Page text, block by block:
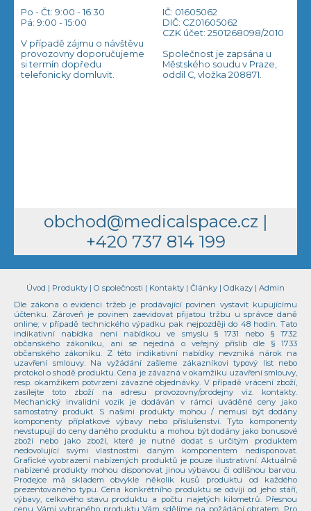
Po - Čt: 9:00 - 16:30
Pá: 9:00 - 15:00
V případě zájmu o návštěvu
provozovny doporučujeme
si termín dopředu
telefonicky domluvit.
IČ: 01605062
DIČ: CZ01605062
CZK účet: 2501268098/2010
Společnost je zapsána u
Městského soudu v Praze,
oddíl C, vložka 208871.
obchod@medicalspace.cz |
+420 737 814 199
Úvod | Produkty | O společnosti | Kontakty | Články | Odkazy | Admin
Dle zákona o evidenci tržeb je prodávající povinen vystavit kupujícímu
účtenku. Zároveň je povinen zaevidovat přijatou tržbu u správce daně
online; v případě technického výpadku pak nejpozději do 48 hodin. Tato
indikativní nabídka není nabídkou ve smyslu § 1731 nebo § 1732
občanského zákoníku, ani se nejedná o veřejný příslib dle § 1733
občanského zákoníku. Z této indikativní nabídky nevzniká nárok na
uzavření smlouvy. Na vyžádání zašleme zákazníkovi typový list nebo
protokol o shodě produktu. Cena je závazná v okamžiku uzavření smlouvy,
resp. okamžikem potvrzení závazné objednávky. V případě vrácení zboží,
zasílejte toto zboží na adresu provozovny/prodejny viz. kontakty.
Mechanický invalidní vozík je dodáván v rámci uváděné ceny jako
samostatný produkt. S našimi produkty mohou / nemusí být dodány
komponenty příplatkové výbavy nebo příslušenství. Tyto komponenty
nevstupují do ceny daného produktu a mohou být dodány jako bonusové
zboží nebo jako zboží, které je nutné dodat s určitým produktem
nedovolující svými vlastnostmi daným komponentem nedisponovat.
Grafické vyobrazení nabízených produktů je pouze ilustrativní. Aktuálně
nabízené produkty mohou disponovat jinou výbavou či odlišnou barvou.
Prodejce má skladem obvykle několik kusů produktu od každého
prezentovaného typu. Cena konkrétního produktu se odvíjí od jeho stáří,
výbavy, celkového stavu produktu a počtu najetých kilometrů. Přesnou
cenu Vámi vybraného produktu Vám sdělíme na požádání obratem. Pro